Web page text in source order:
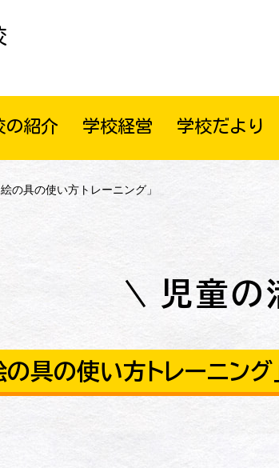
の紹介 学校経営 学校だより
の具の使い方トレーニング」
児童の
の具の使い方トレーニング